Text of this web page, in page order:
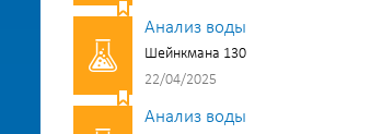
Анализ воды
Шейнкмана 130
22/04/2025
Анализ воды